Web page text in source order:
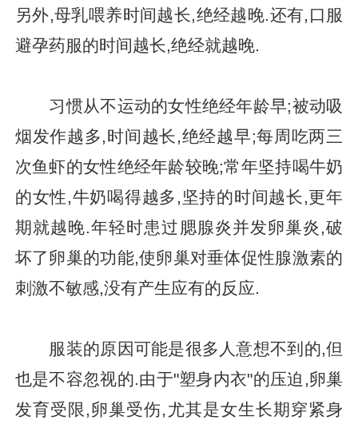
另外,母乳喂养时间越长,绝经越晚.还有,口服
避孕药服的时间越长,绝经就越晚.
习惯从不运动的女性绝经年龄早;被动吸
烟发作越多,时间越长,绝经越早;每周吃两三
次鱼虾的女性绝经年龄较晚;常年坚持喝牛奶
的女性,牛奶喝得越多,坚持的时间越长,更年
期就越晚.年轻时患过腮腺炎并发卵巢炎,破
坏了卵巢的功能,使卵巢对垂体促性腺激素的
刺激不敏感,没有产生应有的反应.
服装的原因可能是很多人意想不到的,但
也是不容忽视的.由于"塑身内衣"的压迫,卵巢
发育受限,卵巢受伤,尤其是女生长期穿紧身